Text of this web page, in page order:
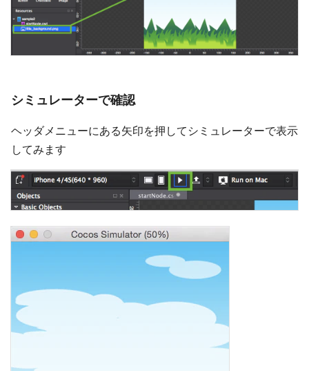
シミュレーターで確認
ヘッダメニューにある矢印を押してシミュレーターで表示
してみます